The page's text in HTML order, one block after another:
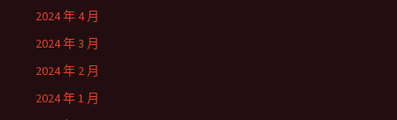
2024 年 4 月
2024 年 3 月
2024 年 2 月
2024 年 1 月